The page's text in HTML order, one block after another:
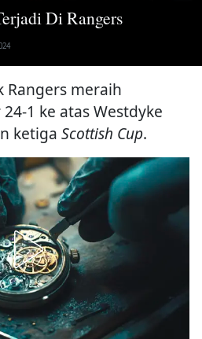
Di Rangers
Rangers meraih
1 ke atas Westdyke
ketiga Scottish Cup.